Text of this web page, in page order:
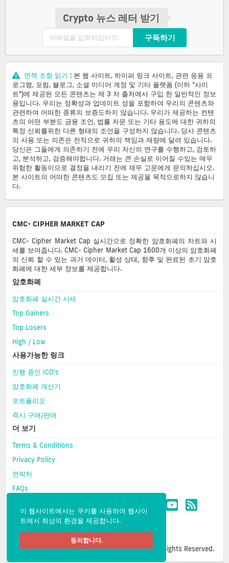
이 웹사이트에서는 쿠키를 사용하여 웹사이
트에서 최상의 환경을 제공합니다.
동의합니다.
Crypto 뉴스 레터 받기
구독하기
면책 조항 읽기 : 본 웹 사이트, 하이퍼 링크 사이트, 관련 응용 프
로그램, 포럼, 블로그, 소셜 미디어 계정 및 기타 플랫폼 (이하 "사이
트")에 제공된 모든 콘텐츠는 제 3 자 출처에서 구입 한 일반적인 정보
용입니다. 우리는 정확성과 업데이트 성을 포함하여 우리의 콘텐츠와
관련하여 어떠한 종류의 보증도하지 않습니다. 우리가 제공하는 컨텐
츠의 어떤 부분도 금융 조언, 법률 자문 또는 기타 용도에 대한 귀하의
특정 신뢰를위한 다른 형태의 조언을 구성하지 않습니다. 당사 콘텐츠
의 사용 또는 의존은 전적으로 귀하의 책임과 재량에 달려 있습니다.
당신은 그들에게 의존하기 전에 우리 자신의 연구를 수행하고, 검토하
고, 분석하고, 검증해야합니다. 거래는 큰 손실로 이어질 수있는 매우
위험한 활동이므로 결정을 내리기 전에 재무 고문에게 문의하십시오.
본 사이트의 어떠한 콘텐츠도 모집 또는 제공을 목적으로하지 않습니
다.
CMC- CIPHER MARKET CAP
CMC- Cipher Market Cap 실시간으로 정확한 암호화폐의 차트와 시
세를 보여줍니다. CMC- Cipher Market Cap 1600개 이상의 암호화폐
의 신뢰 할 수 있는 과거 데이터, 활성 상태, 향후 및 완료된 초기 암호
화폐에 대한 세부 정보를 제공합니다.
암호화폐
암호화폐 실시간 시세
Top Gainers
Top Losers
High / Low
사용가능한 링크
진행 중인 ICO's
암호화폐 계산기
포트폴리오
즉시 구매/판매
더 보기
Terms & Conditions
Privacy Policy
연락처
FAQs
Copyright © 2026 CMC- Cipher Market Cap. All Rights Reserved.